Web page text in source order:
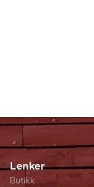
Lenker
Butikk